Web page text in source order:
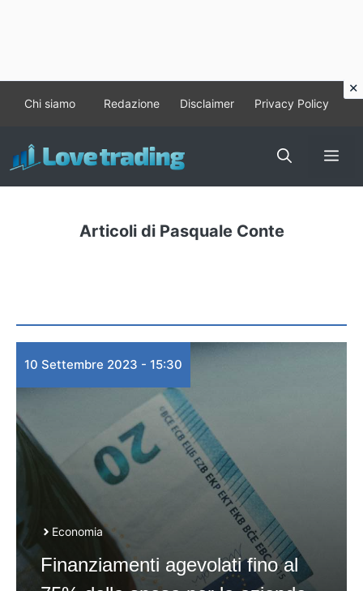
contenuto
Chi siamo Redazione Disclaimer Privacy Policy
Articoli di Pasquale Conte
10 Settembre 2023 - 15:30
Economia
Finanziamenti agevolati fino al